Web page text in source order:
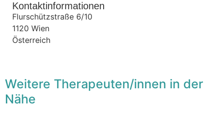
Kontaktinformationen
Flurschützstraße 6/10
1120 Wien
Österreich
Weitere Therapeuten/innen in der
Nähe